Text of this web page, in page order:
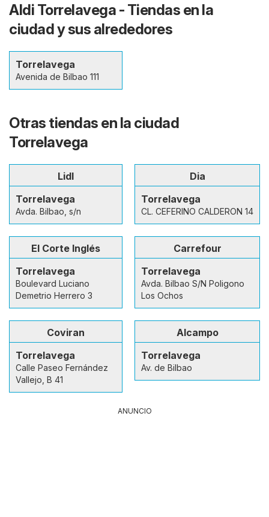
Aldi Torrelavega - Tiendas en la
ciudad y sus alrededores
Torrelavega
Avenida de Bilbao 111
Otras tiendas en la ciudad
Torrelavega
Lidl
Torrelavega
Avda. Bilbao, s/n
Dia
Torrelavega
CL. CEFERINO CALDERON 14
El Corte Inglés
Torrelavega
Boulevard Luciano
Demetrio Herrero 3
Carrefour
Torrelavega
Avda. Bilbao S/N Poligono
Los Ochos
Coviran
Torrelavega
Calle Paseo Fernández
Vallejo, B 41
Alcampo
Torrelavega
Av. de Bilbao
ANUNCIO